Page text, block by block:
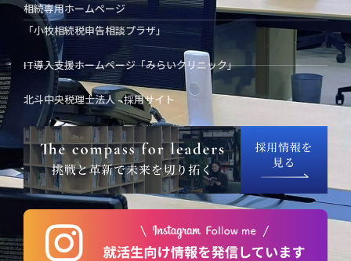
相続専用ホームページ
「小牧相続税申告相談プラザ」
IT導入支援ホームページ「みらいクリニック」
北斗中央税理士法人 - 採用サイト